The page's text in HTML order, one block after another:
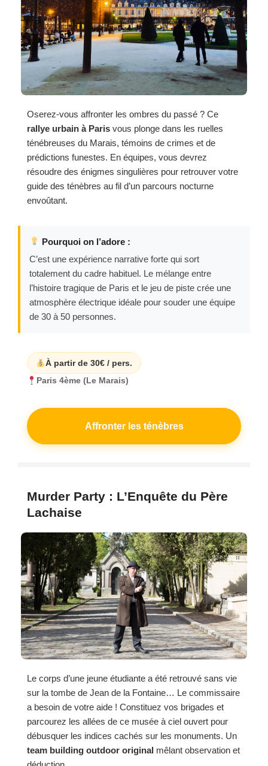
Oserez-vous affronter les ombres du passé ? Ce
rallye urbain à Paris vous plonge dans les ruelles
ténébreuses du Marais, témoins de crimes et de
prédictions funestes. En équipes, vous devrez
résoudre des énigmes singulières pour retrouver votre
guide des ténèbres au fil d’un parcours nocturne
envoûtant.
Pourquoi on l’adore :
C’est une expérience narrative forte qui sort
totalement du cadre habituel. Le mélange entre
l’histoire tragique de Paris et le jeu de piste crée une
atmosphère électrique idéale pour souder une équipe
de 30 à 50 personnes.
À partir de 30€ / pers.
Paris 4ème (Le Marais)
Affronter les ténèbres
Murder Party : L’Enquête du Père
Lachaise
Le corps d’une jeune étudiante a été retrouvé sans vie
sur la tombe de Jean de la Fontaine… Le commissaire
a besoin de votre aide ! Constituez vos brigades et
parcourez les allées de ce musée à ciel ouvert pour
débusquer les indices cachés sur les monuments. Un
team building outdoor original mêlant observation et